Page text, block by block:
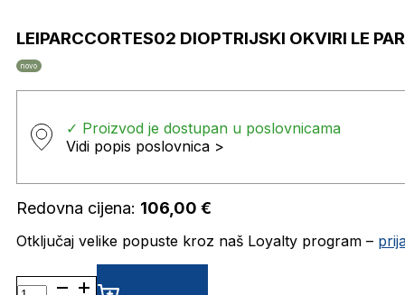
LEIPARCCORTES02 DIOPTRIJSKI OKVIRI LE
novo
✓ Proizvod je dostupan u poslovnicama
Vidi popis poslovnica >
Redovna cijena: 106,00 €
Otključaj velike popuste kroz naš Loyalty program –
LEIPARCCORTES02 DIOPTRIJSKI